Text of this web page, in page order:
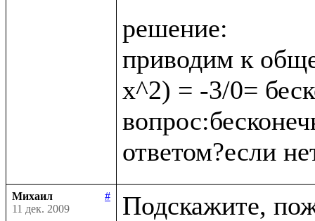
решение:
приводим к
x^2) = -3/0=
Михаил
#
11 дек. 2009
Подскажите,